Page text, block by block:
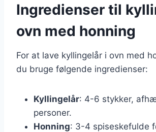
Ingredienser til
ovn med honning
For at lave kyllingelår i ovn med
du bruge følgende ingredienser:
Kyllingelår: 4-6 stykker,
personer.
Honning: 3-4 spiseskefulde